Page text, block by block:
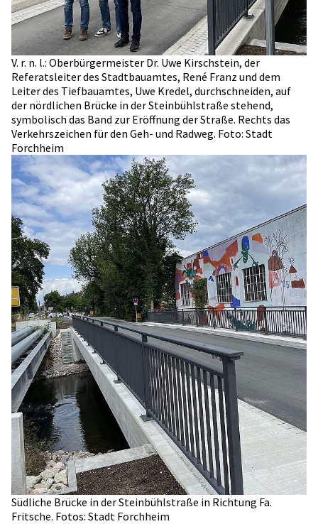
V. r. n. l.: Oberbürgermeister Dr. Uwe Kirschstein, der
Referatsleiter des Stadtbauamtes, René Franz und dem
Leiter des Tiefbauamtes, Uwe Kredel, durchschneiden, auf
der nördlichen Brücke in der Steinbühlstraße stehend,
symbolisch das Band zur Eröffnung der Straße. Rechts das
Verkehrszeichen für den Geh- und Radweg. Foto: Stadt
Forchheim
Südliche Brücke in der Steinbühlstraße in Richtung Fa.
Fritsche. Fotos: Stadt Forchheim